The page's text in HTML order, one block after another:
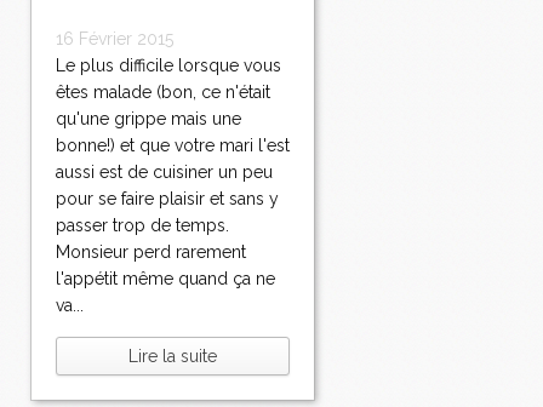
16 Février 2015
Le plus difficile lorsque vous
êtes malade (bon, ce n'était
qu'une grippe mais une
bonne!) et que votre mari l'est
aussi est de cuisiner un peu
pour se faire plaisir et sans y
passer trop de temps.
Monsieur perd rarement
l'appétit même quand ça ne
va...
Lire la suite